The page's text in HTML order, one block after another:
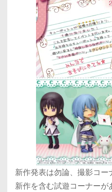
新作発表は勿論、撮影コ
新作を含む試遊コーナー